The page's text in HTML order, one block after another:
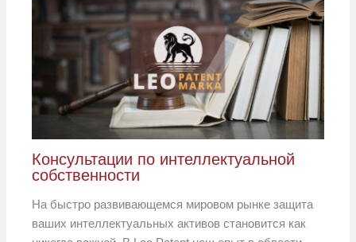
Консультации по интеллектуальной
собственности
На быстро развивающемся мировом рынке защита
ваших интеллектуальных активов становится как